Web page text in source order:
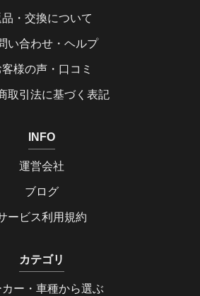
・交換について
い合わせ・ヘルプ
客様の声・口コミ
取引法に基づく表記
INFO
運営会社
ブログ
ービス利用規約
カテゴリ
カー・車種から選ぶ